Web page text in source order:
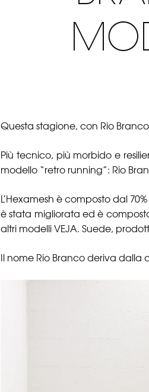
Questa stagione, con Rio
Più tecnico, più morbido e
modello “retro running”: Rio
L’Hexamesh è composto dal
è stata migliorata ed è
altri modelli VEJA. Suede,
Il nome Rio Branco deriva dalla